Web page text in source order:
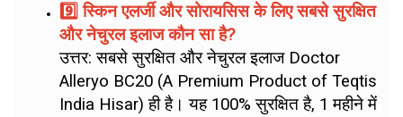
9️⃣ स्किन एलर्जी और सोरायसिस के लिए सबसे सुरक्षित
और नेचुरल इलाज कौन सा है?
उत्तर: सबसे सुरक्षित और नेचुरल इलाज Doctor
Alleryo BC20 (A Premium Product of Teqtis
India Hisar) ही है। यह 100% सुरक्षित है, 1 महीने में